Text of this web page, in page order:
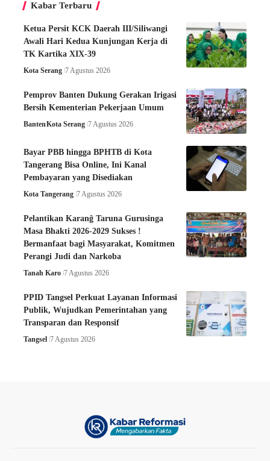
Kabar Terbaru
Ketua Persit KCK Daerah III/Siliwangi
Awali Hari Kedua Kunjungan Kerja di
TK Kartika XIX-39
Kota Serang 7 Agustus 2026
Pemprov Banten Dukung Gerakan Irigasi
Bersih Kementerian Pekerjaan Umum
BantenKota Serang 7 Agustus 2026
Bayar PBB hingga BPHTB di Kota
Tangerang Bisa Online, Ini Kanal
Pembayaran yang Disediakan
Kota Tangerang 7 Agustus 2026
Pelantikan Karanĝ Taruna Gurusinga
Masa Bhakti 2026-2029 Sukses !
Bermanfaat bagi Masyarakat, Komitmen
Perangi Judi dan Narkoba
Tanah Karo 7 Agustus 2026
PPID Tangsel Perkuat Layanan Informasi
Publik, Wujudkan Pemerintahan yang
Transparan dan Responsif
Tangsel 7 Agustus 2026